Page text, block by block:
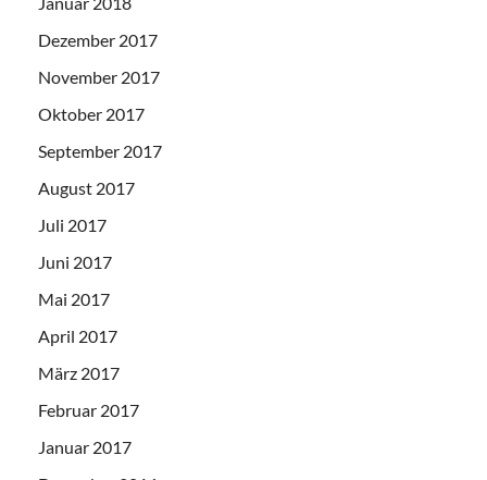
Dezember 2017
November 2017
Oktober 2017
September 2017
August 2017
Juli 2017
Juni 2017
Mai 2017
April 2017
März 2017
Februar 2017
Januar 2017